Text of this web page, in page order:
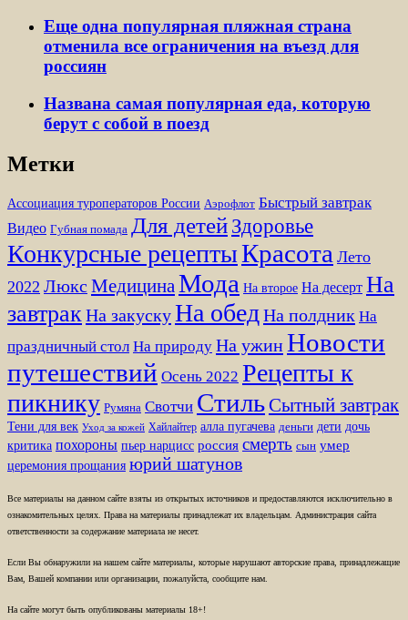
Еще одна популярная пляжная страна
отменила все ограничения на въезд для
россиян
Названа самая популярная еда, которую
берут с собой в поезд
Метки
Ассоциация туроператоров России Аэрофлот Быстрый завтрак
Видео Губная помада Для детейЗдоровье
Конкурсные рецептыКрасота Лето
2022 Люкс МедицинаМода На второе На десерт На
завтракНа закускуНа обедНа полдник На
праздничный стол На природу На ужинНовости
путешествий Осень 2022 Рецепты к
пикнику Румяна Свотчи СтильСытный завтрак
Тени для век Уход за кожей Хайлайтер алла пугачева деньги дети дочь
критика похороны пьер нарцисс россия смерть сын умер
церемония прощания юрий шатунов
Все материалы на данном сайте взяты из открытых источников и предоставляются исключительно в
ознакомительных целях. Права на материалы принадлежат их владельцам. Администрация сайта
ответственности за содержание материала не несет.
Если Вы обнаружили на нашем сайте материалы, которые нарушают авторские права, принадлежащие
Вам, Вашей компании или организации, пожалуйста, сообщите нам.
На сайте могут быть опубликованы материалы 18+!